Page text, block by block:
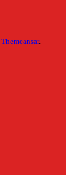
Themeansar.